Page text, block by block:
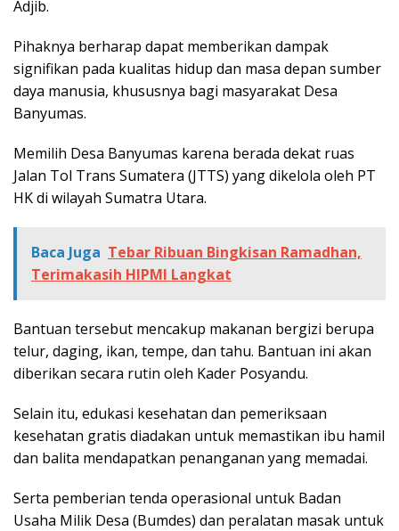
Adjib.
Pihaknya berharap dapat memberikan dampak
signifikan pada kualitas hidup dan masa depan sumber
daya manusia, khususnya bagi masyarakat Desa
Banyumas.
Memilih Desa Banyumas karena berada dekat ruas
Jalan Tol Trans Sumatera (JTTS) yang dikelola oleh PT
HK di wilayah Sumatra Utara.
Baca Juga Tebar Ribuan Bingkisan Ramadhan,
Terimakasih HIPMI Langkat
Bantuan tersebut mencakup makanan bergizi berupa
telur, daging, ikan, tempe, dan tahu. Bantuan ini akan
diberikan secara rutin oleh Kader Posyandu.
Selain itu, edukasi kesehatan dan pemeriksaan
kesehatan gratis diadakan untuk memastikan ibu hamil
dan balita mendapatkan penanganan yang memadai.
Serta pemberian tenda operasional untuk Badan
Usaha Milik Desa (Bumdes) dan peralatan masak untuk